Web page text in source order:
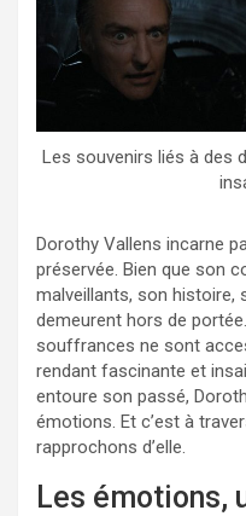
Les souvenirs liés à des
Dorothy Vallens incarne
préservée. Bien que son
malveillants, son histoire,
demeurent hors de
souffrances ne sont
rendant fascinante et
entoure son passé,
émotions. Et c’est à
rapprochons d’elle.
Les émotions,